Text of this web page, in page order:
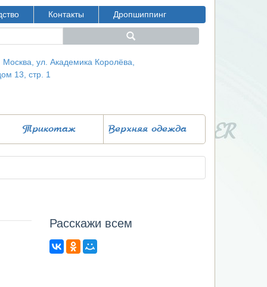
Контакты Дропшиппинг
Москва, ул. Академика Королёва,
13, стр. 1
Трикотаж Верхняя одежда
Расcкажи всем